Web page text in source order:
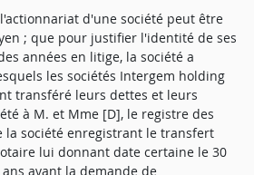
d'une société peut être
; que pour justifier l'identité de ses
années en litige, la société a
les sociétés Intergem holding
transféré leurs dettes et leurs
à M. et Mme [D], le registre des
la société enregistrant le transfert
lui donnant date certaine le 30
avant la demande de